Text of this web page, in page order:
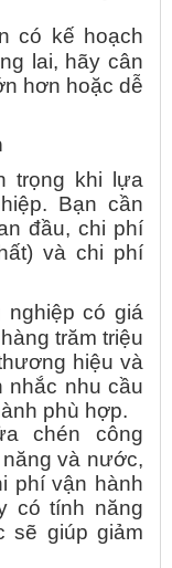
có kế hoạch
lai, hãy cân
hơn hoặc dễ
trọng khi lựa
Bạn cần
đầu, chi phí
và chi phí
nghiệp có giá
trăm triệu
hiệu và
nhắc nhu cầu
phù hợp.
chén công
và nước,
phí vận hành
có tính năng
sẽ giúp giảm